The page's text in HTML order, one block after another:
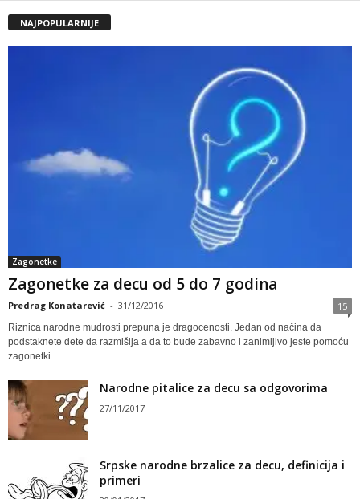
NAJPOPULARNIJE
Zagonetke
Zagonetke za decu od 5 do 7 godina
Predrag Konatarević - 31/12/2016 15
Riznica narodne mudrosti prepuna je dragocenosti. Jedan od načina da
podstaknete dete da razmišlja a da to bude zabavno i zanimljivo jeste pomoću
zagonetki....
Narodne pitalice za decu sa odgovorima
27/11/2017
Srpske narodne brzalice za decu, definicija i
primeri